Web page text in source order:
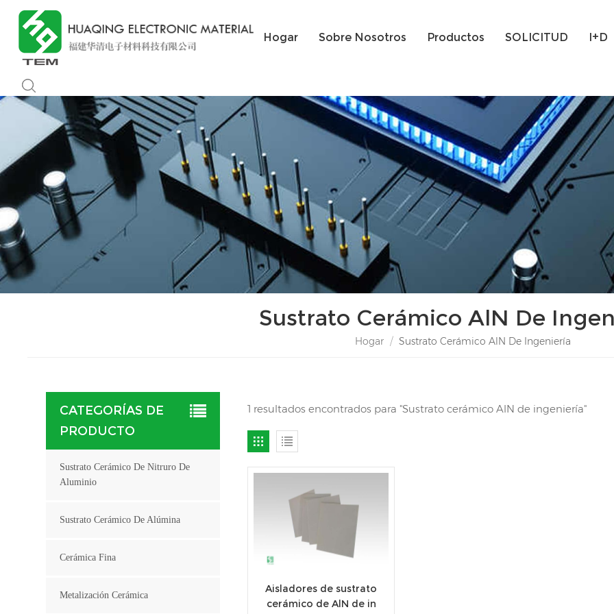
Hogar Sobre Nosotros Productos SOLICITUD I+D
Sustrato Cerámico AlN De
Hogar / Sustrato Cerámico AlN De Ingeniería
1 resultados encontrados para "Sustrato cerámico AlN de ingeniería"
Aisladores de sustrato
cerámico de AlN de in
CATEGORÍAS DE
PRODUCTO
Sustrato Cerámico De Nitruro De
Aluminio
Sustrato Cerámico De Alúmina
Cerámica Fina
Metalización Cerámica